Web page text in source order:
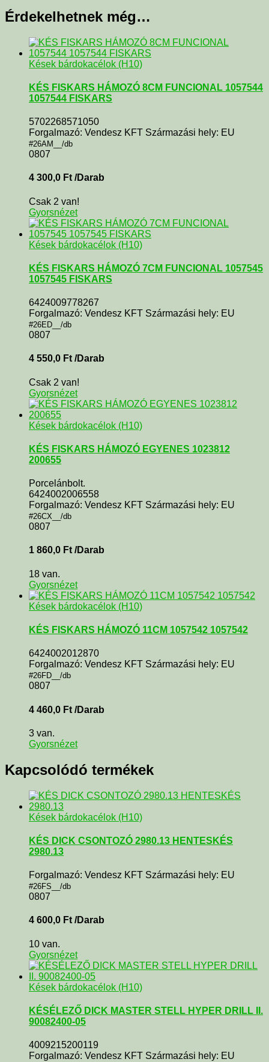
Érdekelhetnek még…
Kések bárdokacélok (H10)
KÉS FISKARS HÁMOZÓ 8CM FUNCIONAL 1057544
1057544 FISKARS
5702268571050
Forgalmazó: Vendesz KFT Származási hely: EU
#26AM__/db
0807
4 300,0 Ft /Darab
Csak 2 van!
Gyorsnézet
Kések bárdokacélok (H10)
KÉS FISKARS HÁMOZÓ 7CM FUNCIONAL 1057545
1057545 FISKARS
6424009778267
Forgalmazó: Vendesz KFT Származási hely: EU
#26ED__/db
0807
4 550,0 Ft /Darab
Csak 2 van!
Gyorsnézet
Kések bárdokacélok (H10)
KÉS FISKARS HÁMOZÓ EGYENES 1023812
200655
Porcelánbolt.
6424002006558
Forgalmazó: Vendesz KFT Származási hely: EU
#26CX__/db
0807
1 860,0 Ft /Darab
18 van.
Gyorsnézet
Kések bárdokacélok (H10)
KÉS FISKARS HÁMOZÓ 11CM 1057542 1057542
6424002012870
Forgalmazó: Vendesz KFT Származási hely: EU
#26FD__/db
0807
4 460,0 Ft /Darab
3 van.
Gyorsnézet
Kapcsolódó termékek
Kések bárdokacélok (H10)
KÉS DICK CSONTOZÓ 2980.13 HENTESKÉS
2980.13
Forgalmazó: Vendesz KFT Származási hely: EU
#26FS__/db
0807
4 600,0 Ft /Darab
10 van.
Gyorsnézet
Kések bárdokacélok (H10)
KÉSÉLEZŐ DICK MASTER STELL HYPER DRILL II.
90082400-05
4009215200119
Forgalmazó: Vendesz KFT Származási hely: EU